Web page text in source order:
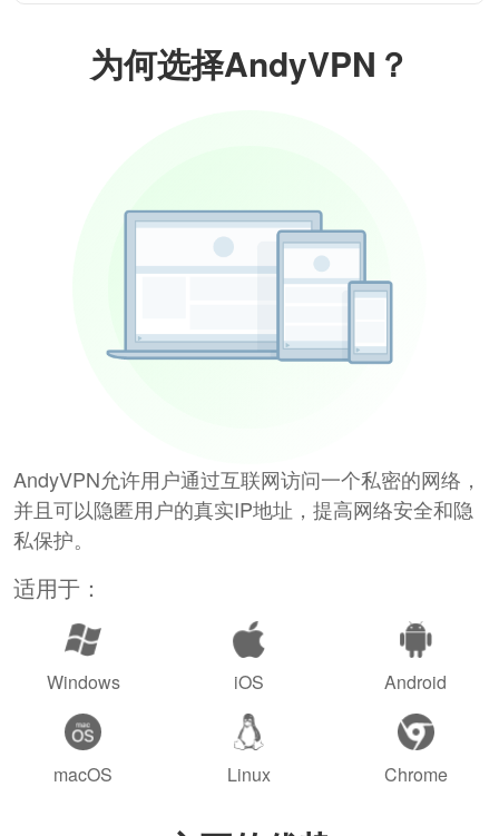
为何选择AndyVPN？
AndyVPN允许用户通过互联网访问一个私密的网络，
并且可以隐匿用户的真实IP地址，提高网络安全和隐
私保护。
适用于：
Windows iOS Android
macOS Linux Chrome